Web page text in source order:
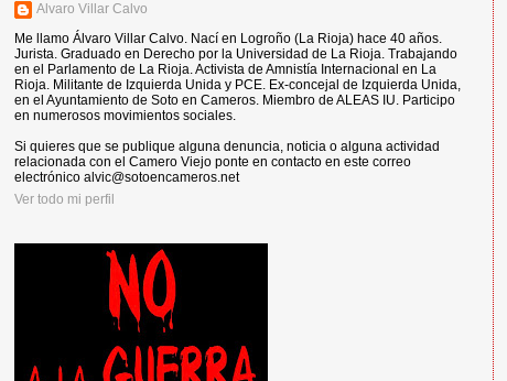
Alvaro Villar Calvo
Me llamo Álvaro Villar Calvo. Nací en Logroño (La Rioja) hace 40 años.
Jurista. Graduado en Derecho por la Universidad de La Rioja. Trabajando
en el Parlamento de La Rioja. Activista de Amnistía Internacional en La
Rioja. Militante de Izquierda Unida y PCE. Ex-concejal de Izquierda Unida,
en el Ayuntamiento de Soto en Cameros. Miembro de ALEAS IU. Participo
en numerosos movimientos sociales.
Si quieres que se publique alguna denuncia, noticia o alguna actividad
relacionada con el Camero Viejo ponte en contacto en este correo
electrónico alvic@sotoencameros.net
Ver todo mi perfil